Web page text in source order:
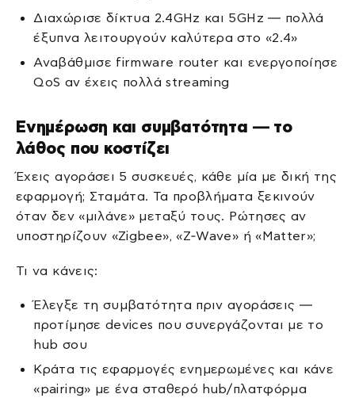
Διαχώρισε δίκτυα 2.4GHz και 5GHz — πολλά
έξυπνα λειτουργούν καλύτερα στο «2.4»
Αναβάθμισε firmware router και ενεργοποίησε
QoS αν έχεις πολλά streaming
Ενημέρωση και συμβατότητα — το
λάθος που κοστίζει
Έχεις αγοράσει 5 συσκευές, κάθε μία με δική της
εφαρμογή; Σταμάτα. Τα προβλήματα ξεκινούν
όταν δεν «μιλάνε» μεταξύ τους. Ρώτησες αν
υποστηρίζουν «Zigbee», «Z‑Wave» ή «Matter»;
Τι να κάνεις:
Έλεγξε τη συμβατότητα πριν αγοράσεις —
προτίμησε devices που συνεργάζονται με το
hub σου
Κράτα τις εφαρμογές ενημερωμένες και κάνε
«pairing» με ένα σταθερό hub/πλατφόρμα